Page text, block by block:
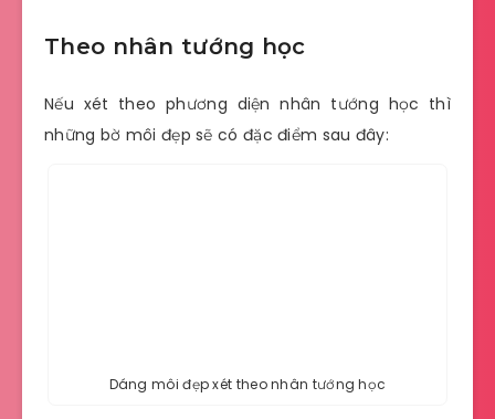
Theo nhân tướng học
Nếu xét theo phương diện nhân tướng học thì
những bờ môi đẹp sẽ có đặc điểm sau đây:
Dáng môi đẹp xét theo nhân tướng học